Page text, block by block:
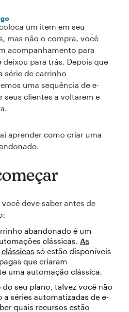
um item em seu
mas não o compra, você
acompanhamento para
deixou para trás. Depois que
série de carrinho
uma sequência de e-
seus clientes a voltarem e
aprender como criar uma
deve saber antes de
abandonado é um
clássicas. As
só estão disponíveis
que criaram
uma automação clássica.
do seu plano, talvez você não
a séries automatizadas de e-
quais recursos estão